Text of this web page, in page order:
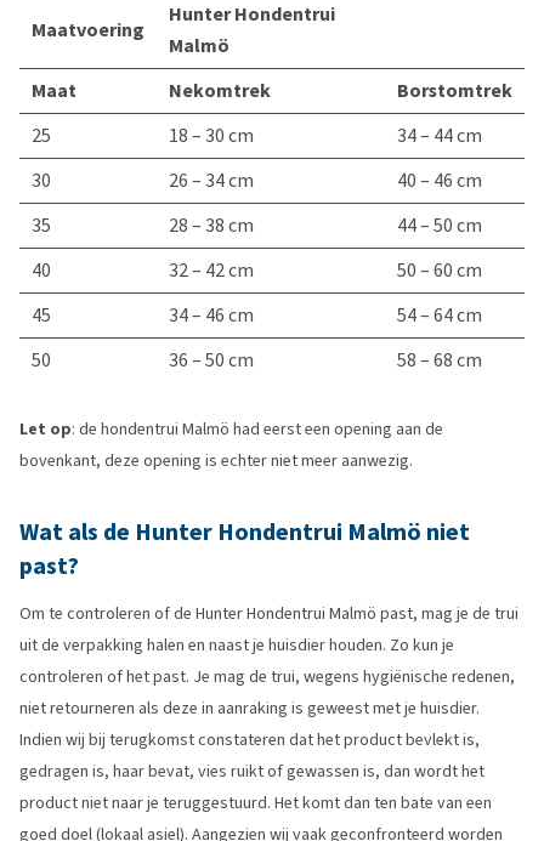
Maatvoering
Hunter Hondentrui
Malmö
Maat
Nekomtrek
Borstomtrek
25
18 – 30 cm
34 – 44 cm
30
26 – 34 cm
40 – 46 cm
35
28 – 38 cm
44 – 50 cm
40
32 – 42 cm
50 – 60 cm
45
34 – 46 cm
54 – 64 cm
50
36 – 50 cm 58 – 68 cm
Let op: de hondentrui Malmö had eerst een opening aan de
bovenkant, deze opening is echter niet meer aanwezig.
Wat als de Hunter Hondentrui Malmö niet
past?
Om te controleren of de Hunter Hondentrui Malmö past, mag je de trui
uit de verpakking halen en naast je huisdier houden. Zo kun je
controleren of het past. Je mag de trui, wegens hygiënische redenen,
niet retourneren als deze in aanraking is geweest met je huisdier.
Indien wij bij terugkomst constateren dat het product bevlekt is,
gedragen is, haar bevat, vies ruikt of gewassen is, dan wordt het
product niet naar je teruggestuurd. Het komt dan ten bate van een
goed doel (lokaal asiel). Aangezien wij vaak geconfronteerd worden